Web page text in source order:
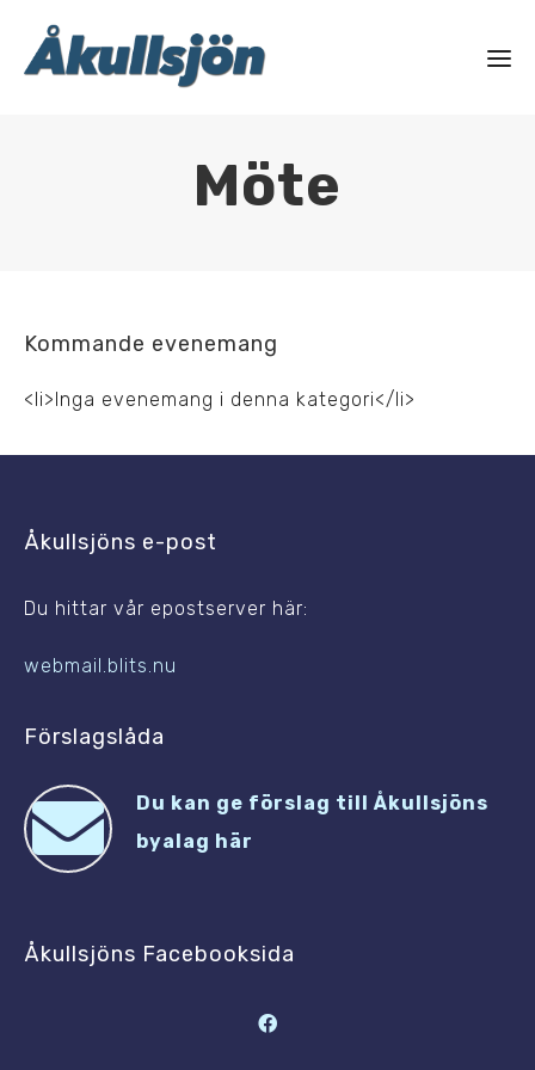
Möte
Kommande evenemang
<li>Inga evenemang i denna kategori</li>
Åkullsjöns e-post
Du hittar vår epostserver här:
webmail.blits.nu
Förslagslåda
Du kan ge förslag till Åkullsjöns
byalag här
Åkullsjöns Facebooksida